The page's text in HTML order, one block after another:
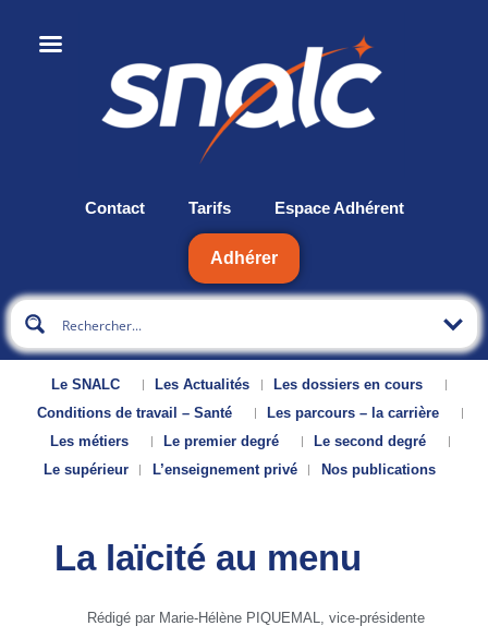
Contact Tarifs Espace Adhérent
Adhérer
Le SNALC Les Actualités
Les dossiers en cours
Conditions de travail – Santé
Les parcours – la carrière
Les métiers
Le premier degré
Le second degré
Le supérieur
L’enseignement privé Nos publications
La laïcité au menu
Rédigé par Marie-Hélène PIQUEMAL, vice-présidente